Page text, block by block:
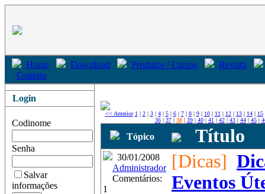
Home Download Produtos / Cursos
Revista
Contato
Login
Codinome
Senha
Salvar
informações
<< Anterior 1 | 2| 3| 4| 5| 6| 7| 8| 9| 10| 11 | 12| 13| 14| 15
36| 37| 38| 39| 40| 41 | 42| 43| 44| 45|
Tópico Título
30/01/2008
Administrador
Comentários:
1
[Dicas]
Eventos